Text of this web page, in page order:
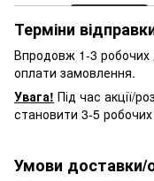
Терміни
Впродовж 1-3 робочих
оплати замовлення.
Увага! Під час акції/
становити 3-5 робочих
Умови доставки/